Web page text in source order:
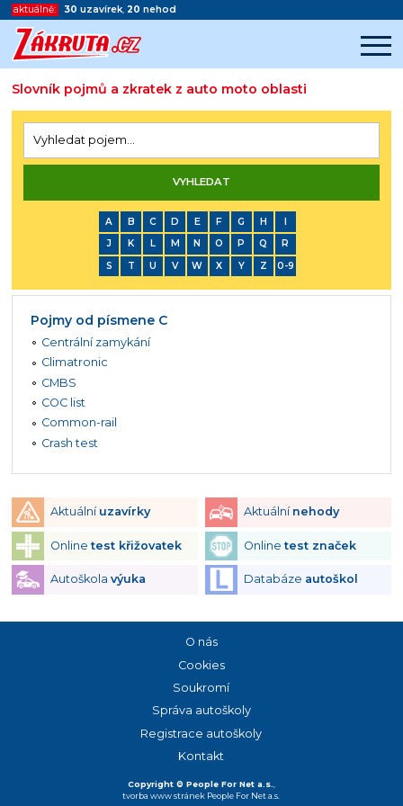
aktuálně: 30 uzavírek, 20 nehod
Slovník pojmů a zkratek z auto moto oblasti
Konec reklamy
A B C D E F G H
I
J
K L M N O P Q
R
S
T U V W X Y Z 0-9
Pojmy od písmene C
Centrální zamykání
Climatronic
CMBS
COC list
Common-rail
Crash test
Aktuální uzavírky Aktuální nehody
Onlinetest křižovatek Onlinetest značek
Autoškola výuka Databáze autoškol
Copyright © People For Net a.s.,
tvorba www stránek People For Net a.s.
O nás
Cookies
Soukromí
Správa autoškoly
Registrace autoškoly
Kontakt